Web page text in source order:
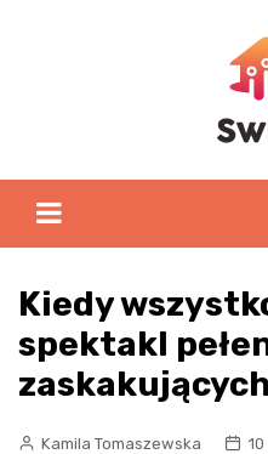
Kiedy
spektakl
Kamila Tomaszewska